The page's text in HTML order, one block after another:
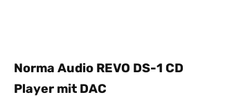
Norma Audio REVO DS-1 CD
Player mit DAC